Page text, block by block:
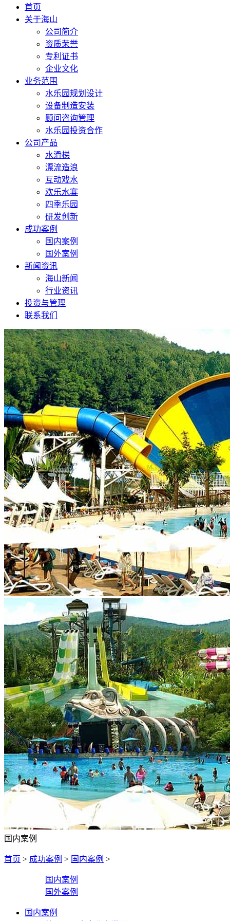
首页
关于海山
公司简介
资质荣誉
专利证书
企业文化
业务范围
水乐园规划设计
设备制造安装
顾问咨询管理
水乐园投资合作
公司产品
水滑梯
漂流造浪
互动戏水
欢乐水寨
四季乐园
研发创新
成功案例
国内案例
国外案例
新闻资讯
海山新闻
行业资讯
投资与管理
联系我们
国内案例
首页 > 成功案例 > 国内案例 >
国内案例
国外案例
国内案例